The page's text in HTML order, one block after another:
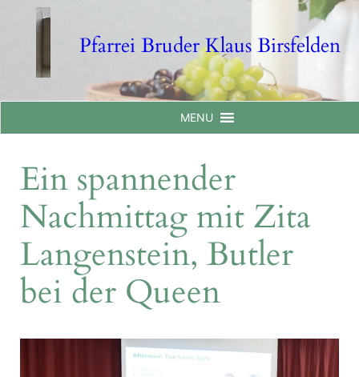
Pfarrei Bruder Klaus Birsfelden
MENU
Ein spannender
Nachmittag mit Zita
Langenstein, Butler
bei der Queen